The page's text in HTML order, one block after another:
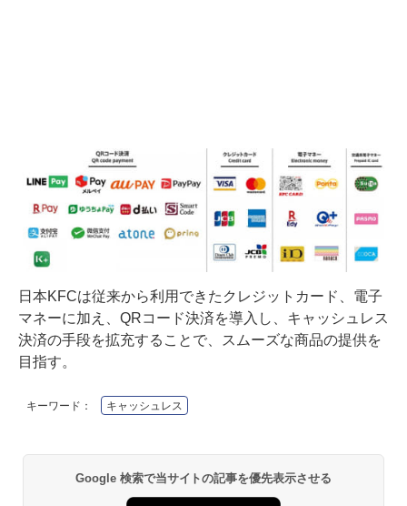
日本KFCは従来から利用できたクレジットカード、電子
マネーに加え、QRコード決済を導入し、キャッシュレス
決済の手段を拡充することで、スムーズな商品の提供を
目指す。
キーワード： キャッシュレス
Google 検索で当サイトの記事を優先表示させる